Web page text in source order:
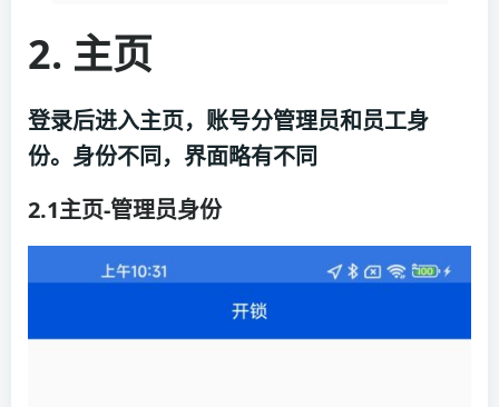
2. 主页
登录后进入主页，账号分管理员和员工身
份。身份不同，界面略有不同
2.1主页-管理员身份